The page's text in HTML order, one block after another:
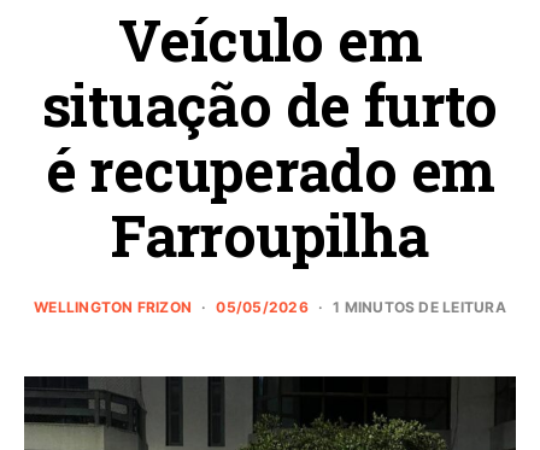
Veículo em
situação de furto
é recuperado em
Farroupilha
WELLINGTON FRIZON 05/05/2026 1 MINUTOS DE LEITURA